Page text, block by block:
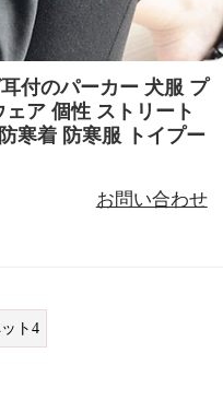
付のパーカー 犬服 プ
ア 個性 ストリート
寒着 防寒服 トイプー
お問い合わせ
ト4